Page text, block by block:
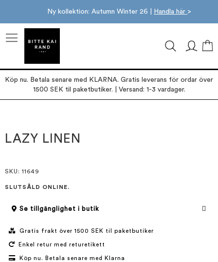
Ny kollektion: Autumn Winter 26 | Handla här >
Köp nu. Betala senare med KLARNA. Gratis leverans för ordar över
1500 SEK til paketbutiker. | Versand: 1-3 vardager.
slutet
av
början
av
LAZY LINEN
SKU : 11649
SLUTSÅLD ONLINE.
Se tillgänglighet i butik
Gratis frakt över 1500 SEK til paketbutiker
Enkel retur med returetikett
Köp nu. Betala senare med Klarna